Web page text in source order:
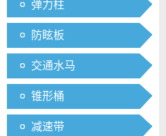
弹力柱
防眩板
交通水马
锥形桶
减速带